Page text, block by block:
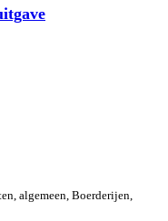
algemeen, Boerderijen,